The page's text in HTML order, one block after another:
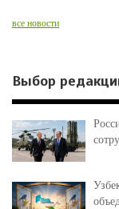
все новости
Выбор